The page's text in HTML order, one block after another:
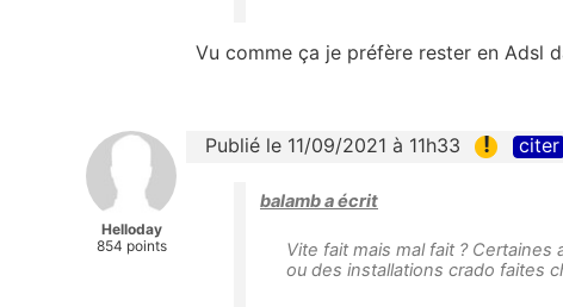
Vu comme ça je préfère rester en Adsl
Helloday
854 points
Publié le 11/09/2021 à 11h33 ! citer
balamb a écrit
Vite fait mais mal fait ?
ou des installations crado faites